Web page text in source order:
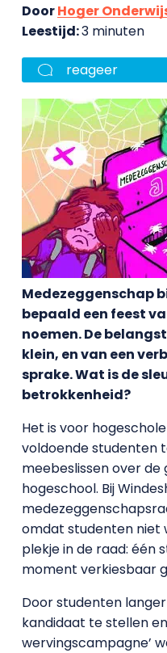
DoorHoger
Leestijd:3 minuten
reageer
Medezeggenschap
bepaald een feest
noemen. De
klein, en van een
sprake. Wat is de
betrokkenheid?
Het is voor
voldoende studenten
meebeslissen over de
hogeschool. Bij
omdat studenten niet
plekje in de raad: één
moment verkiesbaar
Door studenten
kandidaat te stellen
wervingscampagne’